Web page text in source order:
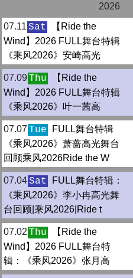
2026
07.11 Sat
【Ride the
Wind】2026 FULL舞台特辑
《乘风2026》安崎高光
07.09Thu
【Ride the
Wind】2026 FULL舞台特辑
《乘风2026》叶一茜高
07.07 Tue
FULL舞台特辑
《乘风2026》萧蔷高光舞台
回顾乘风2026Ride the W
07.04Sat
FULL舞台特辑：
《乘风2026》李小冉高光舞
台回顾|乘风2026|Ride t
07.02 Thu
【Ride the
Wind】2026 FULL舞台特
辑：《乘风2026》张月高